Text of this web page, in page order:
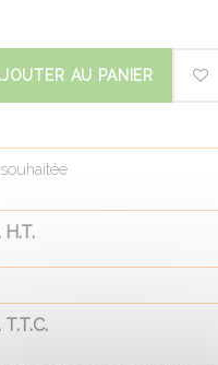
AU PANIER
H.T.